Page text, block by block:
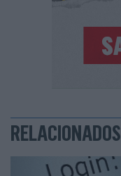
RELACIONADOS